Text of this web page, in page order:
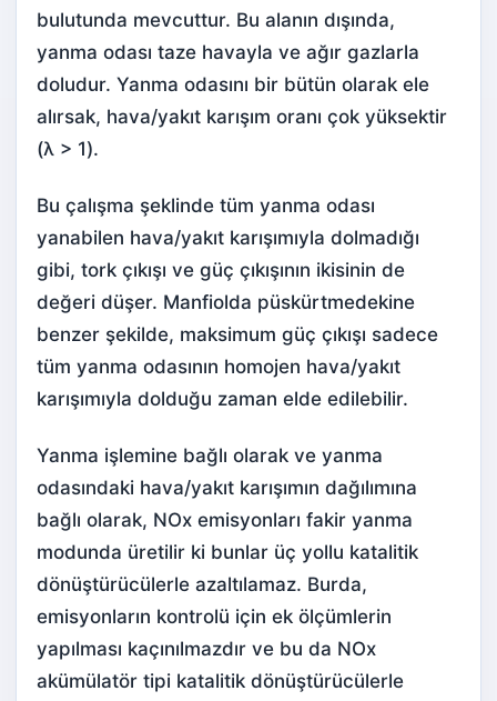
bulutunda mevcuttur. Bu alanın dışında,
yanma odası taze havayla ve ağır gazlarla
doludur. Yanma odasını bir bütün olarak ele
alırsak, hava/yakıt karışım oranı çok yüksektir
(λ > 1).
Bu çalışma şeklinde tüm yanma odası
yanabilen hava/yakıt karışımıyla dolmadığı
gibi, tork çıkışı ve güç çıkışının ikisinin de
değeri düşer. Manfiolda püskürtmedekine
benzer şekilde, maksimum güç çıkışı sadece
tüm yanma odasının homojen hava/yakıt
karışımıyla dolduğu zaman elde edilebilir.
Yanma işlemine bağlı olarak ve yanma
odasındaki hava/yakıt karışımın dağılımına
bağlı olarak, NOx emisyonları fakir yanma
modunda üretilir ki bunlar üç yollu katalitik
dönüştürücülerle azaltılamaz. Burda,
emisyonların kontrolü için ek ölçümlerin
yapılması kaçınılmazdır ve bu da NOx
akümülatör tipi katalitik dönüştürücülerle